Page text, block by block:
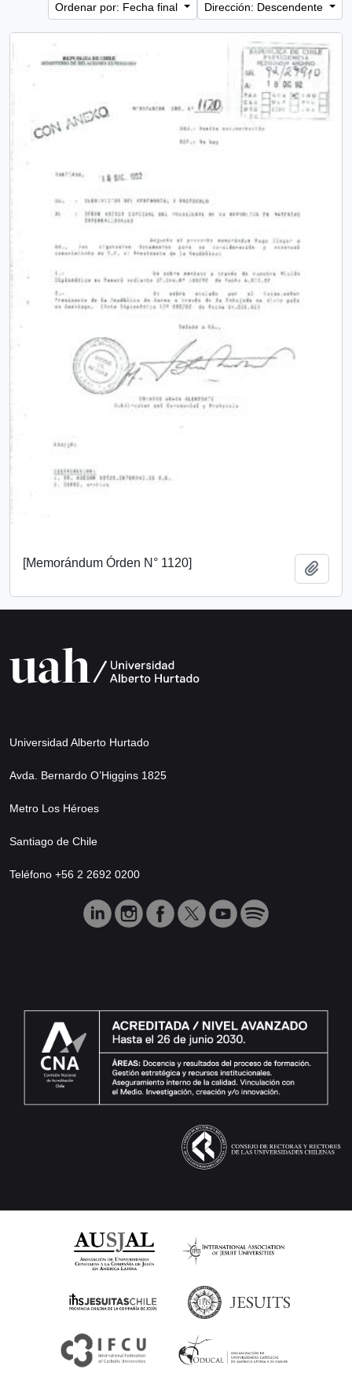
Ordenar por: Fecha final
Dirección: Descendente
[Memorándum Órden N° 1120]
Universidad Alberto Hurtado
Avda. Bernardo O’Higgins 1825
Metro Los Héroes
Santiago de Chile
Teléfono +56 2 2692 0200